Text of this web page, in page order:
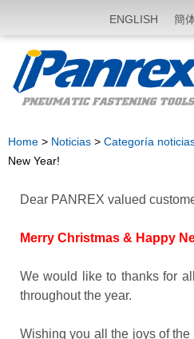
ENGLISH 簡
Productos
Aplicación
Noticias
E-Catálogo
Home > Noticias > Categoría
New Year!
Dear PANREX valued
Merry Christmas & Happy
We would like to thanks for
throughout the year.
Wishing you all the joys of